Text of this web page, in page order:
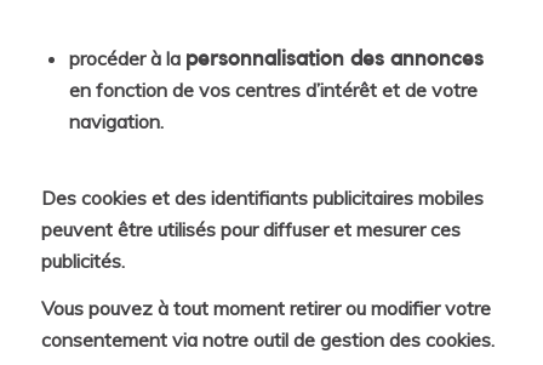
procéder à la personnalisation des annonces
en fonction de vos centres d’intérêt et de votre
navigation.
Des cookies et des identifiants publicitaires mobiles
peuvent être utilisés pour diffuser et mesurer ces
publicités.
Vous pouvez à tout moment retirer ou modifier votre
consentement via notre outil de gestion des cookies.